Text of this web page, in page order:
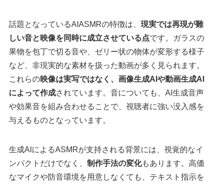
話題となっているAIASMRの特徴は、 現実では再現が難
しい音と映像を同時に成立させている点です。ガラスの
果物を包丁で切る音や、ゼリー状の物体が変形する様子
など、非現実的な素材を扱った動画が多く見られます。
これらの映像は実写ではなく、画像生成AIや動画生成AI
によって作成されています。音についても、AI生成音声
や効果音を組み合わせることで、視聴者に強い没入感を
与えるものとなっています。
生成AIによるASMRが支持される背景には、視覚的なイ
ンパクトだけでなく、 制作手法の変化もあります。高価
なマイクや防音環境を用意しなくても、テキスト指示を